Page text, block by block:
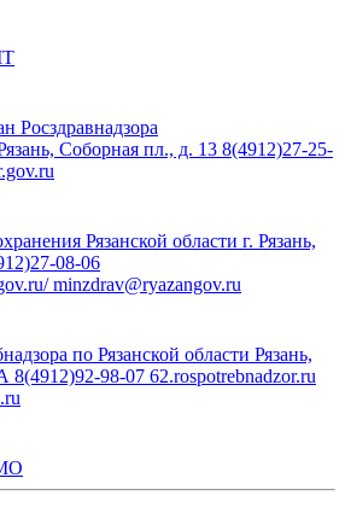
Росздравнадзора
Соборная пл., д. 13 8(4912)27-25-
Рязанской области г. Рязань,
08-06
minzdrav@ryazangov.ru
по Рязанской области Рязань,
8(4912)92-98-07 62.rospotrebnadzor.ru